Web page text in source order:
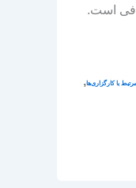
است.
با کارگزاری‌ها,